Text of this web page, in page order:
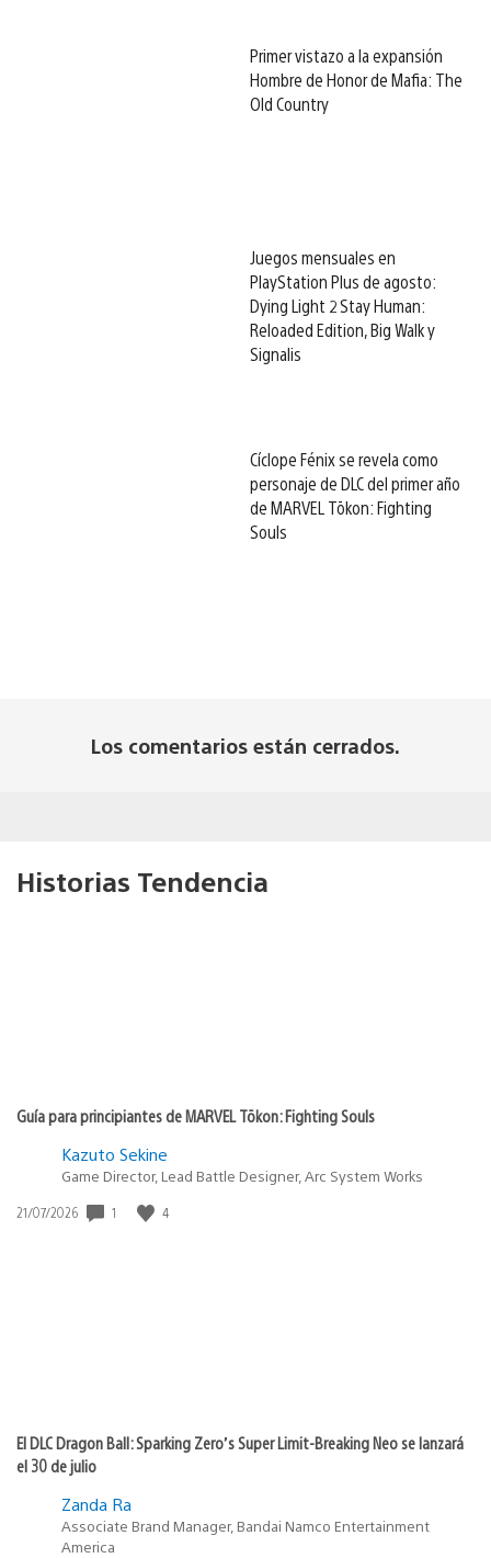
Primer vistazo a la expansión
Hombre de Honor de Mafia: The
Old Country
Juegos mensuales en
PlayStation Plus de agosto:
Dying Light 2 Stay Human:
Reloaded Edition, Big Walk y
Signalis
Cíclope Fénix se revela como
personaje de DLC del primer año
de MARVEL Tōkon: Fighting
Souls
Los comentarios están cerrados.
Historias Tendencia
Guía para principiantes de MARVEL Tōkon: Fighting Souls
Kazuto Sekine
Game Director, Lead Battle Designer, Arc System Works
Fecha
21/07/2026 1 4
El DLC Dragon Ball: Sparking Zero’s Super Limit-Breaking Neo se lanzará
el 30 de julio
Zanda Ra
Associate Brand Manager, Bandai Namco Entertainment
America